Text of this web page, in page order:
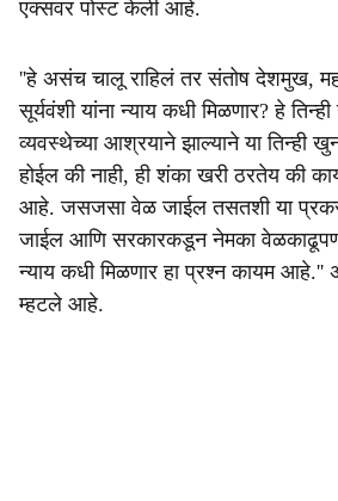
एक्सवर पोस्ट केली आहे.
''हे असंच चालू राहिलं तर संतोष देशमुख,
सूर्यवंशी यांना न्याय कधी मिळणार? हे
व्यवस्थेच्या आश्रयाने झाल्याने या तिन्ही
होईल की नाही, ही शंका खरी ठरतेय की
आहे. जसजसा वेळ जाईल तसतशी या
जाईल आणि सरकारकडून नेमका
न्याय कधी मिळणार हा प्रश्न कायम आहे.''
म्हटले आहे.